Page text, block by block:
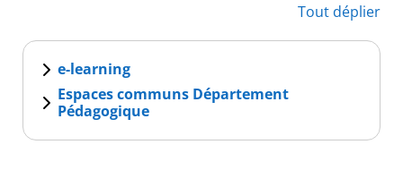
Tout déplier
e-learning
Espaces communs Département
Pédagogique